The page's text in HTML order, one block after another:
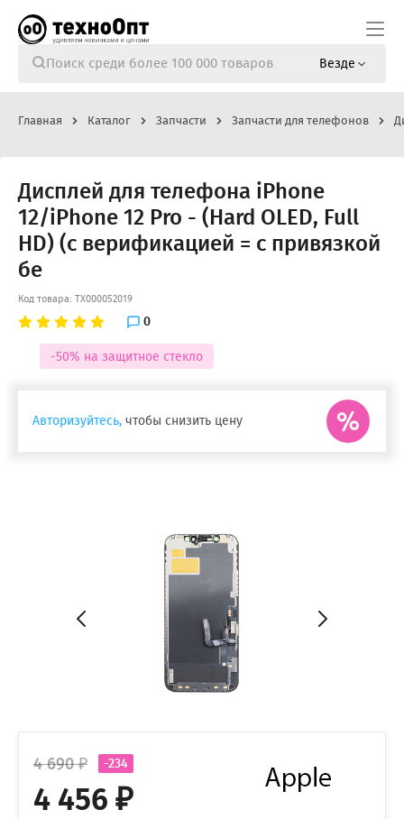
Везде
Главная Каталог Запчасти Запчасти для телефонов
Дисплей для телефона iPhone
12/iPhone 12 Pro - (Hard OLED, Full
HD) (с верификацией = с привязкой
бе
Код товара: ТХ000052019
0
-50% на защитное стекло
Авторизуйтесь, чтобы снизить цену
-234
4 690 ₽
4 456 ₽